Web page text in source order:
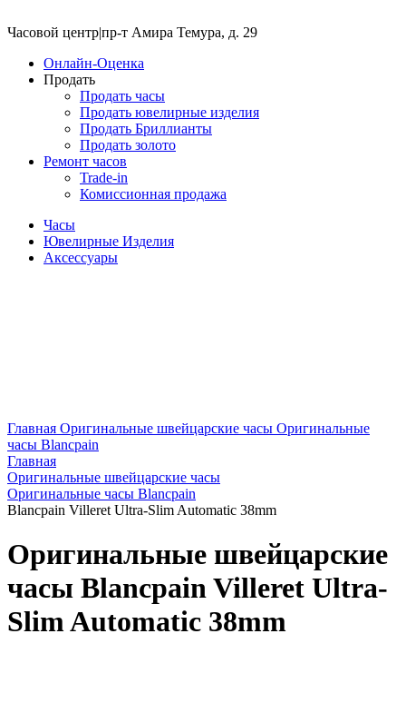
Часовой центр|пр-т Амира Темура, д. 29
Онлайн-Оценка
Продать
Продать часы
Продать ювелирные изделия
Продать Бриллианты
Продать золото
Ремонт часов
Trade-in
Комиссионная продажа
Часы
Ювелирные Изделия
Аксессуары
Главная Оригинальные швейцарские часы Оригинальные
часы Blancpain
Главная
Оригинальные швейцарские часы
Оригинальные часы Blancpain
Blancpain Villeret Ultra-Slim Automatic 38mm
Оригинальные швейцарские
часы Blancpain Villeret Ultra-
Slim Automatic 38mm